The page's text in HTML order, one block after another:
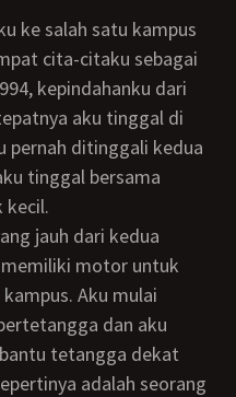
cita-citaku sebagai
kepindahanku dari
aku tinggal di
pernah ditinggali kedua
tinggal bersama
kecil.
motor untuk
Aku mulai
dan aku
tetangga dekat
adalah seorang